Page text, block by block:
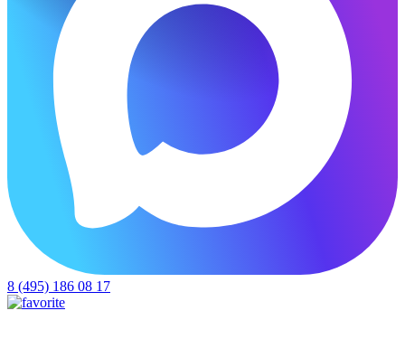
8 (495) 186 08 17